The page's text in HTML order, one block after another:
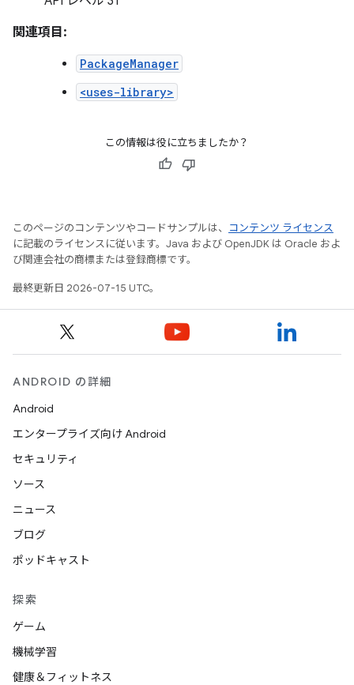
関連項目:
PackageManager
<uses-library>
この情報は役に立ちましたか？
このページのコンテンツやコードサンプルは、
コンテンツ ライセンス
に記載のライセンスに従います。Java および OpenJDK は Oracle およ
び関連会社の商標または登録商標です。
最終更新日 2026-07-15 UTC。
ANDROID の詳細
Android
エンタープライズ向け Android
セキュリティ
ソース
ニュース
ブログ
ポッドキャスト
探索
ゲーム
機械学習
健康＆フィットネス